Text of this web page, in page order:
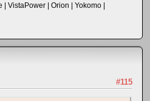
| VistaPower | Orion | Yokomo |
#115